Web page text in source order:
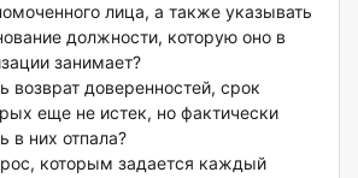
лица, а также указывать
должности, которую оно в
занимает?
возврат доверенностей, срок
еще не истек, но фактически
в них отпала?
которым задается каждый